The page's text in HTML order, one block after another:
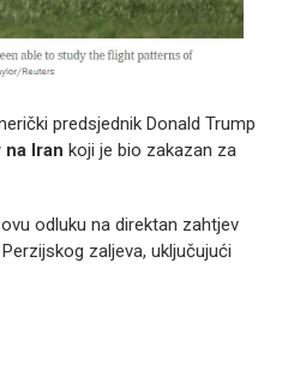
predsjednik Donald Trump
Iran koji je bio zakazan za
odluku na direktan zahtjev
zaljeva, uključujući